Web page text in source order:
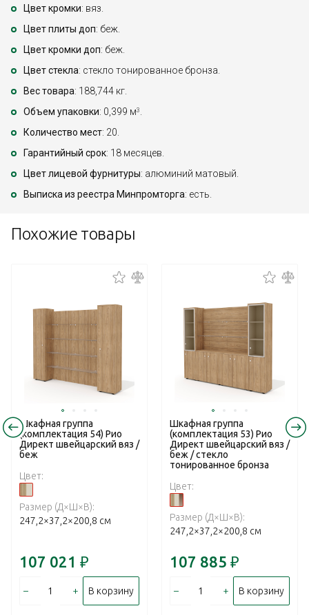
Цвет кромки: вяз.
Цвет плиты доп: беж.
Цвет кромки доп: беж.
Цвет стекла: стекло тонированное бронза.
Вес товара: 188,744 кг.
Объем упаковки: 0,399 м3 .
Количество мест: 20.
Гарантийный срок: 18 месяцев.
Цвет лицевой фурнитуры: алюминий матовый.
Выписка из реестра Минпромторга: есть.
Похожие товары
Шкафная группа
(комплектация 54) Рио
Директ швейцарский вяз /
беж
Цвет:
Размер (Д×Ш×В):
247,2×37,2×200,8 см
107 021 ₽
– + В корзину
Шкафная группа
(комплектация 53) Рио
Директ швейцарский вяз /
беж / стекло
тонированное бронза
Цвет:
Размер (Д×Ш×В):
247,2×37,2×200,8 см
107 885 ₽
– + В корзину